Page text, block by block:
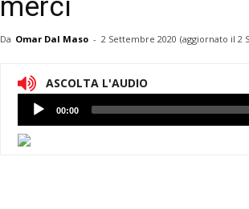
merci
Da Omar Dal Maso - 2 Settembre 2020 (aggiornato il 2
ASCOLTA L'AUDIO
Lettore
Audio
00:00